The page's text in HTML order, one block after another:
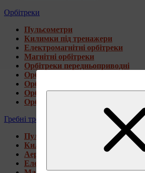
Орбітреки
Пульсометри
Килимки під тренажери
Електромагнітні орбітреки
Магнітні орбітреки
Орбітреки передньоприводні
Орбітреки задньоприводні
Орбітреки для високих
Орбітреки генераторні
Орбітреки для дому
Гребні тренажери
Пульсометри
Килимки під тренажери
Аеромагнітні гребні тренажери
Електромагнітні гребні